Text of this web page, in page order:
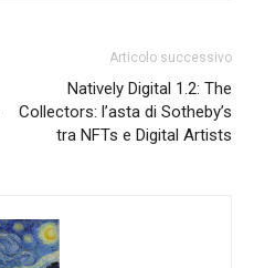
Articolo successivo
Natively Digital 1.2: The
Collectors: l’asta di Sotheby’s
tra NFTs e Digital Artists